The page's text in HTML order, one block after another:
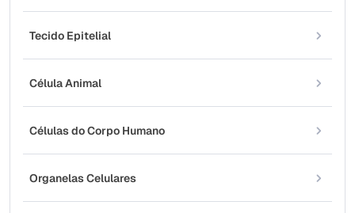
Tecido Epitelial
Célula Animal
Células do Corpo Humano
Organelas Celulares